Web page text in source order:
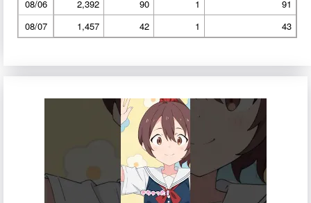
08/06
2,392 90 1
91
08/07
1,457 42 1 43